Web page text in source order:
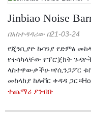
Jinbiao Noise
በአስተዳዳሪው በ21-03-24
የጂንቢያዮ ኩባንያ የድምፅ
የተሳካላቸው የፕሮጀክት
ላስተዋውቃችሁ።የሲንጋፖር
መከላከያ ከሎቨር ቀዳዳ
ተጨማሪ ያንብቡ